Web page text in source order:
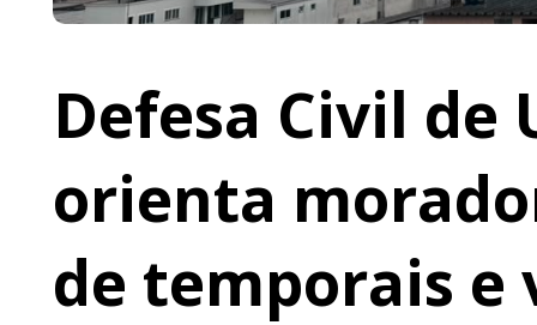
Defesa Civil
orienta
de temporais e